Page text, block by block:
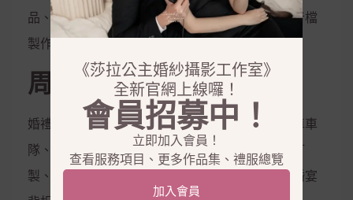
品、隱形內衣、新娘捧花、拍照鮮花束，電子影音檔
製作
周邊合作
婚禮企劃、婚禮主持、會場佈置、婚禮樂團、禮車車
隊、西服訂製、金飾銀飾租借、鑽戒訂製、婚鞋訂
製、美甲、美睫、霧眉、拍攝道具、婚禮道具、婚宴
《莎拉公主婚紗攝影工作室》
全新官網上線囉！
會員招募中！
立即加入會員！
查看服務項目、更多作品集、禮服總覽
加入會員